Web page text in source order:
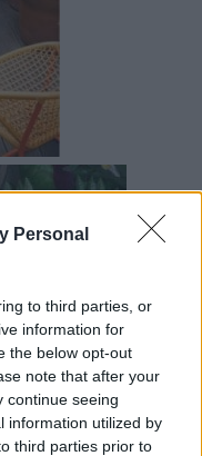
Personal
to third parties, or
information for
the below opt-out
note that after your
continue seeing
information utilized by
third parties prior to